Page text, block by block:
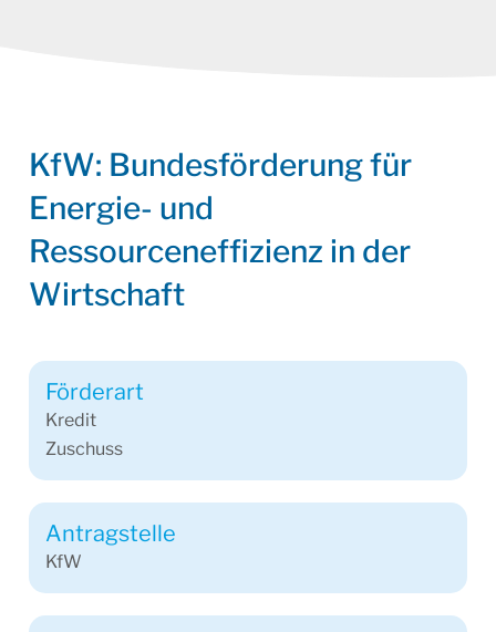
KfW: Bundesförderung für
Energie- und
Ressourceneffizienz in der
Wirtschaft
Förderart
Kredit
Zuschuss
Antragstelle
KfW